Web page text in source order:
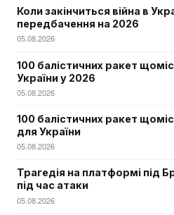
Коли закінчиться війна в
передбачення на 2026
05.08.2026
100 балістичних ракет
України у 2026
05.08.2026
100 балістичних ракет
для України
05.08.2026
Трагедія на платформі під
під час атаки
05.08.2026